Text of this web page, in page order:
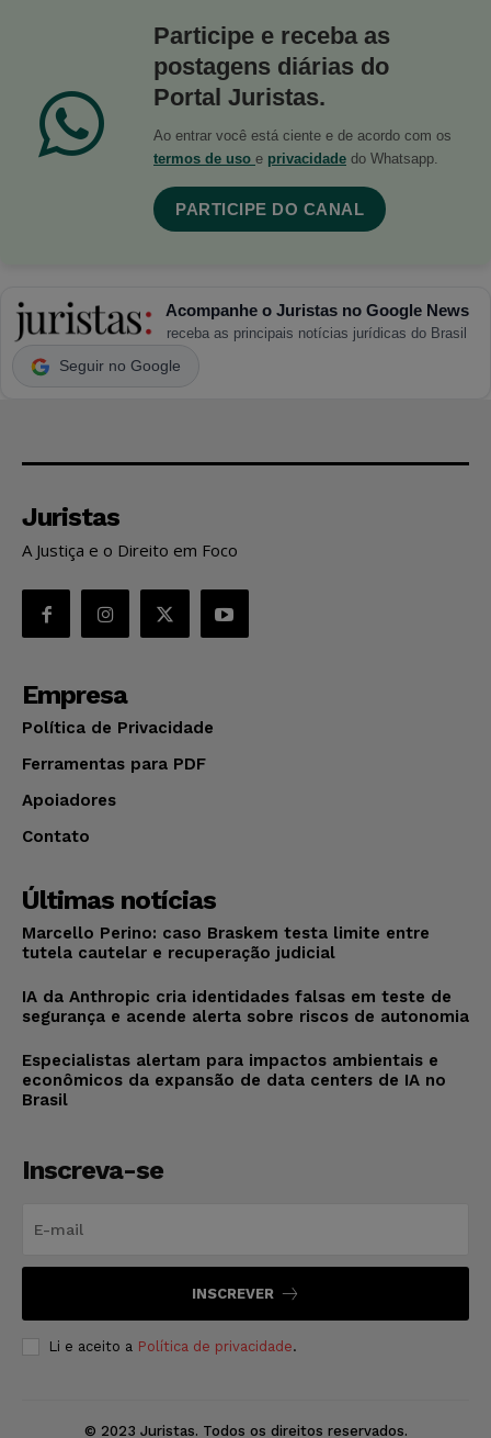
Participe e receba as
postagens diárias do
Portal Juristas.
Ao entrar você está ciente e de acordo com os
termos de uso e privacidade do Whatsapp.
PARTICIPE DO CANAL
Acompanhe o Juristas no Google News
receba as principais notícias jurídicas do Brasil
Seguir no Google
Juristas
A Justiça e o Direito em Foco
Empresa
Política de Privacidade
Ferramentas para PDF
Apoiadores
Contato
Últimas notícias
Marcello Perino: caso Braskem testa limite entre
tutela cautelar e recuperação judicial
IA da Anthropic cria identidades falsas em teste de
segurança e acende alerta sobre riscos de autonomia
Especialistas alertam para impactos ambientais e
econômicos da expansão de data centers de IA no
Brasil
Inscreva-se
INSCREVER
Li e aceito a Política de privacidade.
© 2023 Juristas. Todos os direitos reservados.